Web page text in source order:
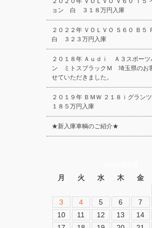
ョン 白 ３１８万円入庫
２０２２年 ＶＯＬＶＯ Ｓ６０ Ｂ５
白 ３２３万円入庫
２０１８年 Ａｕｄｉ Ａ３スポーツ
ン ミトスブラックＭ 埼玉県のお
せていただきました。
２０１９年 ＢＭＷ ２１８ｉグラ
１８５万円入庫
★新入庫車輌のご紹介★
月
火 水 木 金
3
4 5 6 7
10
11 12 13 14